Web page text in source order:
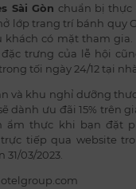
Sài Gòn chuẩn bị thực
lớp trang trí bánh quy
khách có mặt tham
đặc trưng của lễ hội
tối ngày 24/12 tại
và khu nghỉ dưỡng
dành ưu đãi 15% trên
ẩm thực khi bạn đặt
trực tiếp qua website
31/03/2023.